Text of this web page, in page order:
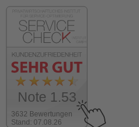
3632 Bewertungen
Stand: 07.08.26
Note 1.53